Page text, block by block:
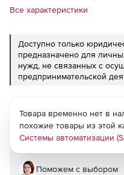
Все характеристики
Доступно только
предназначено для
нужд, не связанных с
предпринимательской
Товара временно нет в
похожие товары из этой
Системы автоматизации
Поможем с выбором